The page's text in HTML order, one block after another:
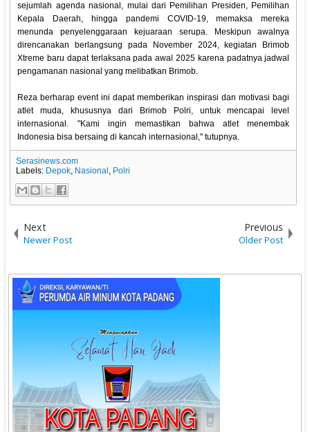
sejumlah agenda nasional, mulai dari Pemilihan Presiden, Pemilihan
Kepala Daerah, hingga pandemi COVID-19, memaksa mereka
menunda penyelenggaraan kejuaraan serupa. Meskipun awalnya
direncanakan berlangsung pada November 2024, kegiatan Brimob
Xtreme baru dapat terlaksana pada awal 2025 karena padatnya jadwal
pengamanan nasional yang melibatkan Brimob.
Reza berharap event ini dapat memberikan inspirasi dan motivasi bagi
atlet muda, khususnya dari Brimob Polri, untuk mencapai level
internasional. "Kami ingin memastikan bahwa atlet menembak
Indonesia bisa bersaing di kancah internasional," tutupnya.
Serasinews.com
Labels: Depok, Nasional , Polri
Next
Newer Post
Previous
Older Post